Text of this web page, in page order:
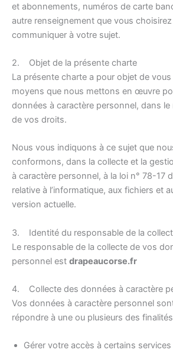
et abonnements, numéros de carte
autre renseignement que vous
communiquer à votre sujet.
2. Objet de la présente charte
La présente charte a pour objet de
moyens que nous mettons en œuvre
données à caractère personnel, dans
de vos droits.
Nous vous indiquons à ce sujet que
conformons, dans la collecte et la
à caractère personnel, à la loi n° 78-17
relative à l’informatique, aux fichiers et
version actuelle.
3. Identité du responsable de la
Le responsable de la collecte de vos
personnel est drapeaucorse.fr
4. Collecte des données à caractère
Vos données à caractère personnel
répondre à une ou plusieurs des
Gérer votre accès à certains